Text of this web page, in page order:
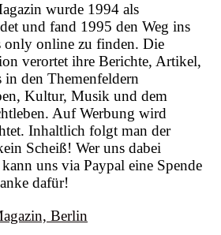
wurde 1994 als
und fand 1995 den Weg ins
only online zu finden. Die
verortet ihre Berichte, Artikel,
den Themenfeldern
Kultur, Musik und dem
Auf Werbung wird
Inhaltlich folgt man der
Scheiß! Wer uns dabei
uns via Paypal eine Spende
dafür!